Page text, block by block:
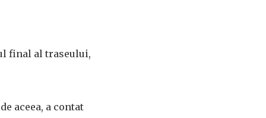
final al traseului,
aceea, a contat